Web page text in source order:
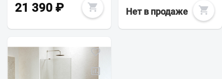
21 390 ₽ Нет в продаже